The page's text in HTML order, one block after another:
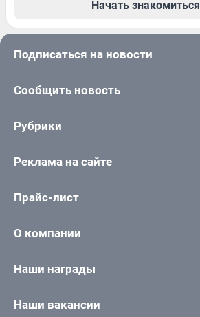
Начать знакомиться
Подписаться на новости
Сообщить новость
Рубрики
Реклама на сайте
Прайс-лист
О компании
Наши награды
Наши вакансии